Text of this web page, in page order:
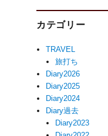
カテゴリー
TRAVEL
旅打ち
Diary2026
Diary2025
Diary2024
Diary過去
Diary2023